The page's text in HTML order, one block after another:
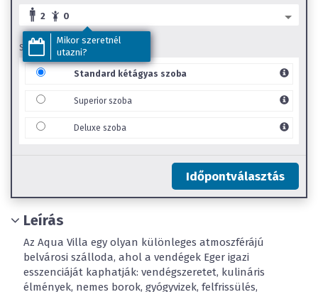
Mikor szeretnél
utazni?
2 0
SZOBA TÍPUS
Standard kétágyas szoba
Superior szoba
Deluxe szoba
Időpontválasztás
Leírás
Az Aqua Villa egy olyan különleges atmoszférájú
belvárosi szálloda, ahol a vendégek Eger igazi
esszenciáját kaphatják: vendégszeretet, kulináris
élmények, nemes borok, gyógyvizek, felfrissülés,